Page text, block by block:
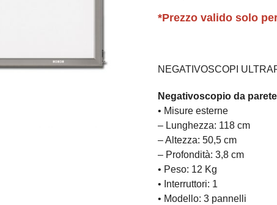
*Prezzo valido solo
NEGATIVOSCOPI
Negativoscopio da
• Misure esterne
– Lunghezza: 118 cm
– Altezza: 50,5 cm
– Profondità: 3,8 cm
• Peso: 12 Kg
• Interruttori: 1
• Modello: 3 pannelli